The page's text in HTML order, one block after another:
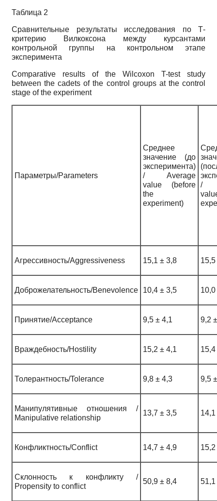
Таблица 2
Сравнительные результаты исследования по Т-
критерию Вилкоксона между курсантами
контрольной группы на контрольном этапе
эксперимента
Comparative results of the Wilcoxon T-test study
between the cadets of the control groups at the control
stage of the experiment
Параметры/Parameters
Среднее
значение (до
эксперимента)
/ Average
value (before
the
experiment)
/
Агрессивность/Aggressiveness 15,1 ± 3,8
Доброжелательность/Benevolence 10,4 ± 3,5
Принятие/Acceptance 9,5 ± 4,1 9,2
Враждебность/Hostility 15,2 ± 4,1
Толерантность/Tolerance 9,8 ± 4,3 9,5
Манипулятивные отношения /
Manipulative relationship
13,7 ± 3,5
Конфликтность/Conflict 14,7 ± 4,9
Склонность к конфликту /
Propensity to conflict
50,9 ± 8,4 51,1